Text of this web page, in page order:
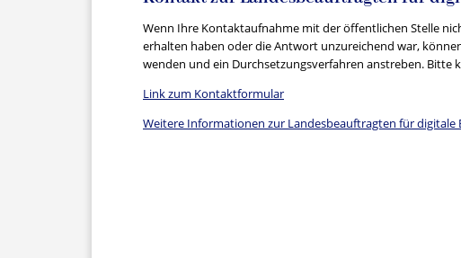
Wenn Ihre Kontaktaufnahme mit der öffentlichen Stelle
erhalten haben oder die Antwort unzureichend war,
wenden und ein Durchsetzungsverfahren anstreben.
Link zum Kontaktformular
Weitere Informationen zur Landesbeauftragten für digitale